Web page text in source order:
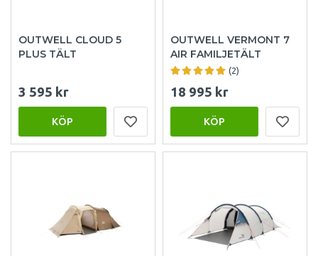
OUTWELL CLOUD 5
PLUS TÄLT
3 595 kr
KÖP
OUTWELL VERMONT 7
AIR FAMILJETÄLT
(2)
18 995 kr
KÖP